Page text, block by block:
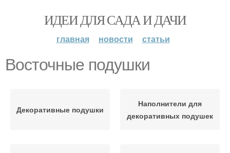
ИДЕИ ДЛЯ САДА И ДАЧИ
главная новости статьи
Восточные подушки
Декоративные подушки
Наполнители для
декоративных подушек